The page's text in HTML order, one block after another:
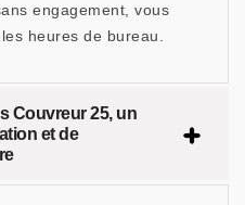
engagement, vous
heures de bureau.
Couvreur 25, un
et de